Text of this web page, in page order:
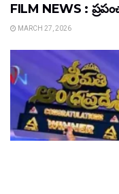
FILM NEWS :
MARCH 27, 2026